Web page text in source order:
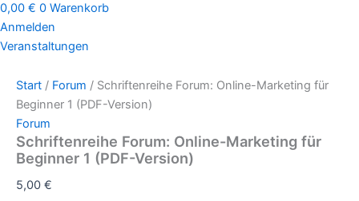
0,00 € 0 Warenkorb
Anmelden
Veranstaltungen
Start / Forum / Schriftenreihe Forum: Online-Marketing für
Beginner 1 (PDF-Version)
Forum
Schriftenreihe Forum: Online-Marketing für
Beginner 1 (PDF-Version)
5,00 €